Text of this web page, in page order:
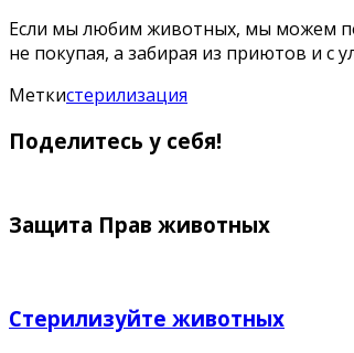
Если мы любим животных, мы можем
не покупая, а забирая из приютов и с
Меткистерилизация
Поделитесь у себя!
Защита Прав животных
Стерилизуйте животных